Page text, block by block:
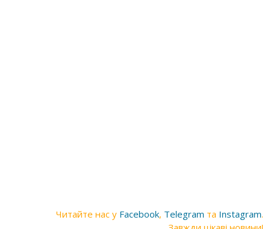
Читайте нас у Facebook, Telegram та Instagram.